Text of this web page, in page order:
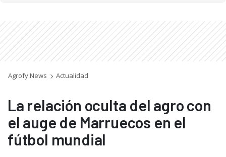
Agrofy News Actualidad
La relación oculta del agro con
el auge de Marruecos en el
fútbol mundial